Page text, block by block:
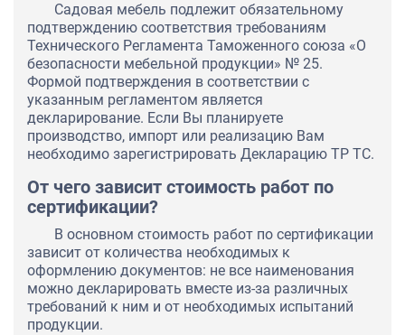
Садовая мебель подлежит обязательному
подтверждению соответствия требованиям
Технического Регламента Таможенного союза «О
безопасности мебельной продукции» № 25.
Формой подтверждения в соответствии с
указанным регламентом является
декларирование. Если Вы планируете
производство, импорт или реализацию Вам
необходимо зарегистрировать Декларацию ТР ТС.
От чего зависит стоимость работ по
сертификации?
В основном стоимость работ по сертификации
зависит от количества необходимых к
оформлению документов: не все наименования
можно декларировать вместе из-за различных
требований к ним и от необходимых испытаний
продукции.